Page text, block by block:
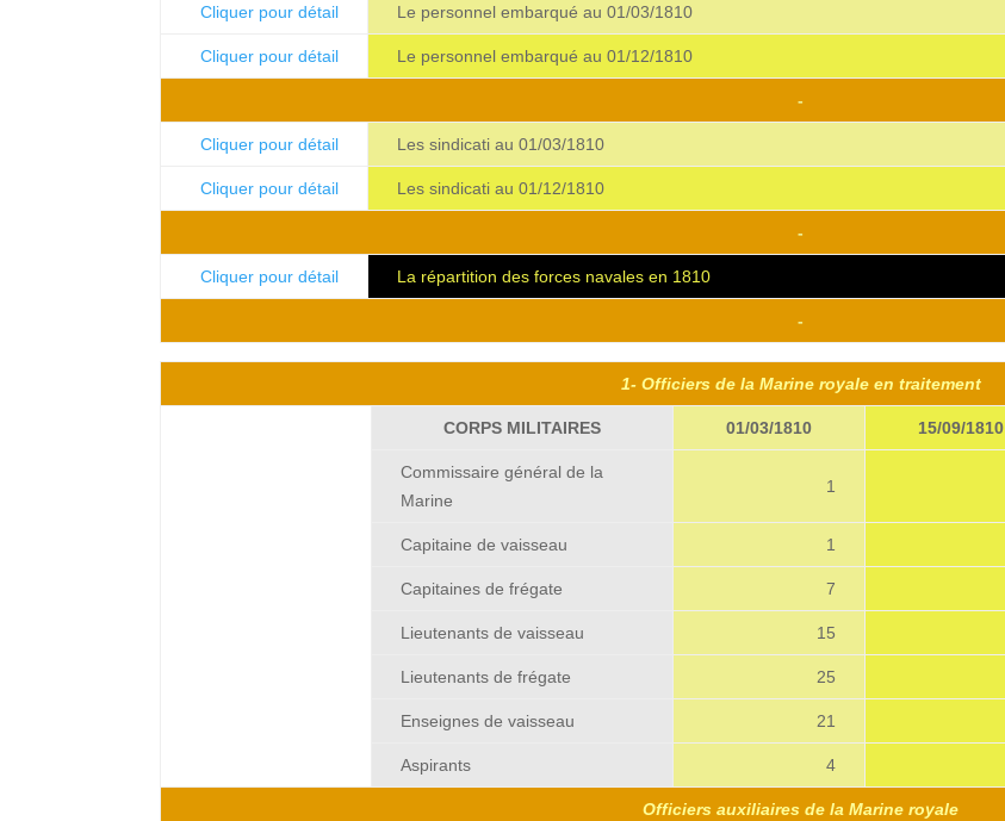
Cliquer pour détail Le personnel embarqué au 01/03/1810
Cliquer pour détail Le personnel embarqué au 01/12/1810
-
Cliquer pour détail Les sindicati au 01/03/1810
Cliquer pour détail Les sindicati au 01/12/1810
-
Cliquer pour détail La répartition des forces navales en 1810
-
1- Officiers de la Marine royale en traitement
CORPS MILITAIRES 01/03/1810 15/09/1810
Commissaire général de la
Marine
1
Capitaine de vaisseau 1
Capitaines de frégate 7
Lieutenants de vaisseau 15
Lieutenants de frégate 25
Enseignes de vaisseau 21
Aspirants 4
Officiers auxiliaires de la Marine royale